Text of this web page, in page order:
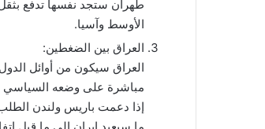
طهران ستجد نفسها تدفع
الأوسط وآسيا.
العراق بين الضغطين:
العراق سيكون من أوائل الدول
مباشرة على وضعه السياسي
إذا دعمت باريس ولندن الطلب